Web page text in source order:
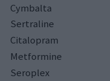
Cymbalta
Sertraline
Citalopram
Metformine
Seroplex